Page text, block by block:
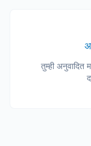
तुम्ही अनुवादित